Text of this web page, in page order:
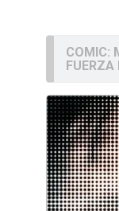
COMIC:
FUERZA